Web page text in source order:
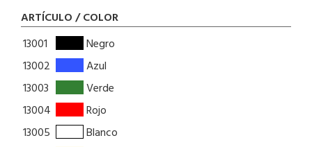
ARTÍCULO / COLOR
13001
Negro
13002
Azul
13003
Verde
13004
Rojo
13005
Blanco